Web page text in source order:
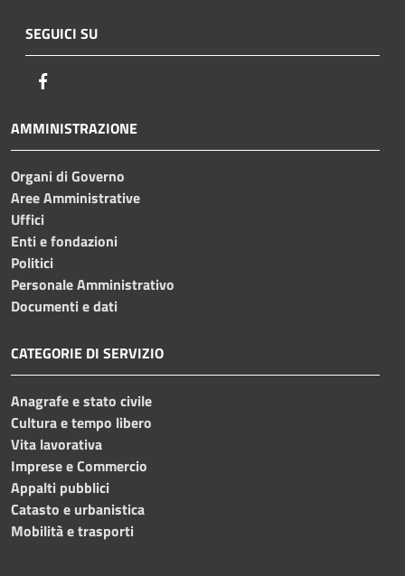
SEGUICI SU
AMMINISTRAZIONE
Organi di Governo
Aree Amministrative
Uffici
Enti e fondazioni
Politici
Personale Amministrativo
Documenti e dati
CATEGORIE DI SERVIZIO
Anagrafe e stato civile
Cultura e tempo libero
Vita lavorativa
Imprese e Commercio
Appalti pubblici
Catasto e urbanistica
Mobilità e trasporti